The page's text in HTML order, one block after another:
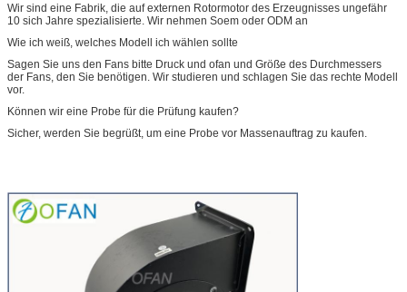
Wir sind eine Fabrik, die auf externen Rotormotor des Erzeugnisses ungefähr
10 sich Jahre spezialisierte. Wir nehmen Soem oder ODM an
Wie ich weiß, welches Modell ich wählen sollte
Sagen Sie uns den Fans bitte Druck und ofan und Größe des Durchmessers
der Fans, den Sie benötigen. Wir studieren und schlagen Sie das rechte Modell
vor.
Können wir eine Probe für die Prüfung kaufen?
Sicher, werden Sie begrüßt, um eine Probe vor Massenauftrag zu kaufen.